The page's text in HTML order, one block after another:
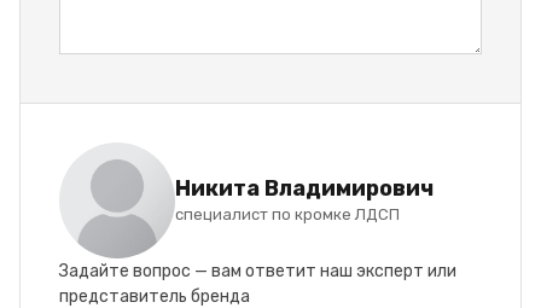
Никита Владимирович
специалист по кромке ЛДСП
Задайте вопрос — вам ответит наш эксперт или
представитель бренда